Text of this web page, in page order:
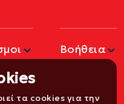
τα cookies για την
Βοήθεια